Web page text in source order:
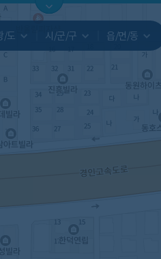
지역분석
시세 지도
경제 지도
TOP10
수요/입주
원클릭 리포트
소유자 정보
서비스개발문의
공지사항
/도 시/군/구 읍/면/동